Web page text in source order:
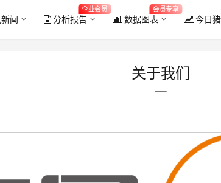
闻 分析报告
企业会员
数据图表
会员专享
今日
关于我们